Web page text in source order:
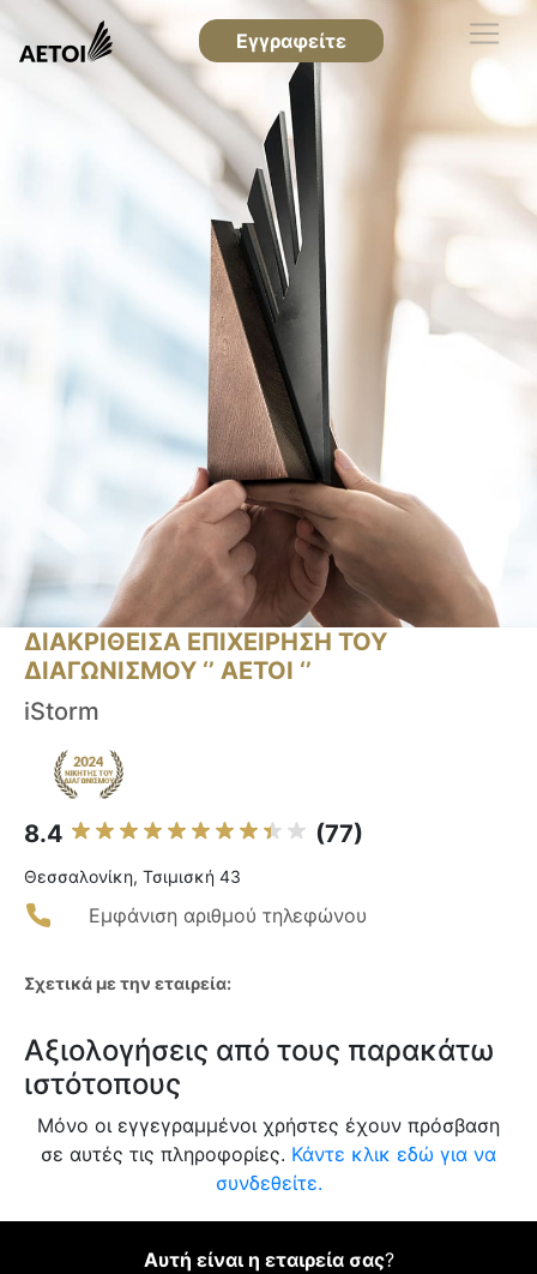
Εγγραφείτε
ΔΙΑΚΡΙΘΕΙΣΑ ΕΠΙΧΕΙΡΗΣΗ ΤΟΥ
ΔΙΑΓΩΝΙΣΜΟΥ ‘’ ΑΕΤΟΙ ‘’
iStorm
8.4 (77)
Θεσσαλονίκη, Τσιμισκή 43
Εμφάνιση αριθμού τηλεφώνου
Σχετικά με την εταιρεία:
Αξιολογήσεις από τους παρακάτω
ιστότοπους
Μόνο οι εγγεγραμμένοι χρήστες έχουν πρόσβαση
σε αυτές τις πληροφορίες. Κάντε κλικ εδώ για να
συνδεθείτε.
Αυτή είναι η εταιρεία σας?